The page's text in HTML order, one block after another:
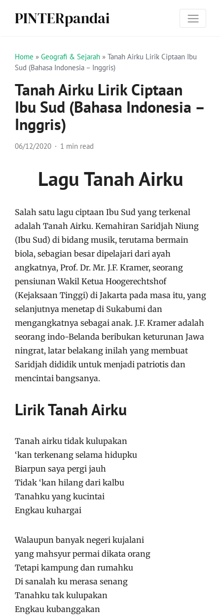
PINTERpandai
Home » Geografi & Sejarah » Tanah Airku Lirik Ciptaan Ibu
Sud (Bahasa Indonesia – Inggris)
Tanah Airku Lirik Ciptaan
Ibu Sud (Bahasa Indonesia –
Inggris)
06/12/2020 1 min read
Lagu Tanah Airku
Salah satu lagu ciptaan Ibu Sud yang terkenal
adalah Tanah Airku. Kemahiran Saridjah Niung
(Ibu Sud) di bidang musik, terutama bermain
biola, sebagian besar dipelajari dari ayah
angkatnya, Prof. Dr. Mr. J.F. Kramer, seorang
pensiunan Wakil Ketua Hoogerechtshof
(Kejaksaan Tinggi) di Jakarta pada masa itu, yang
selanjutnya menetap di Sukabumi dan
mengangkatnya sebagai anak. J.F. Kramer adalah
seorang indo-Belanda beribukan keturunan Jawa
ningrat, latar belakang inilah yang membuat
Saridjah dididik untuk menjadi patriotis dan
mencintai bangsanya.
Lirik Tanah Airku
Tanah airku tidak kulupakan
‘kan terkenang selama hidupku
Biarpun saya pergi jauh
Tidak ‘kan hilang dari kalbu
Tanahku yang kucintai
Engkau kuhargai
Walaupun banyak negeri kujalani
yang mahsyur permai dikata orang
Tetapi kampung dan rumahku
Di sanalah ku merasa senang
Tanahku tak kulupakan
Engkau kubanggakan